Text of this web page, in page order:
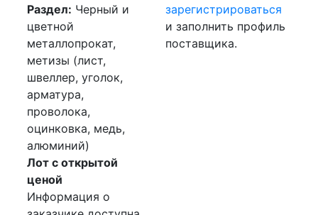
Раздел: Черный и
цветной
металлопрокат,
метизы (лист,
швеллер, уголок,
арматура,
проволока,
оцинковка, медь,
алюминий)
Лот с открытой
ценой
Информация о
зарегистрироваться
и заполнить профиль
поставщика.